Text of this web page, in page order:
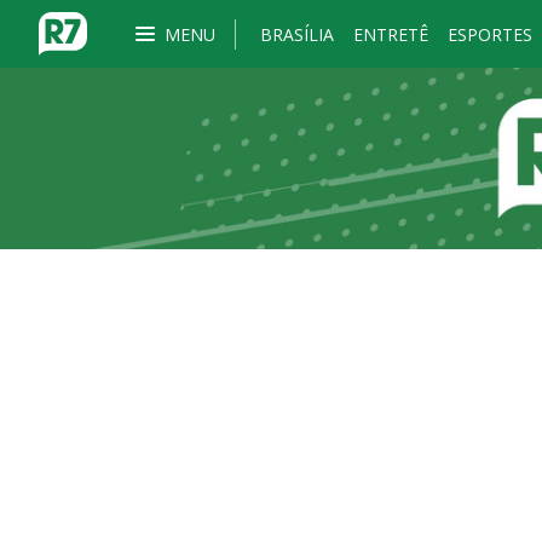
MENU BRASÍLIA ENTRETÊ ESPORTES